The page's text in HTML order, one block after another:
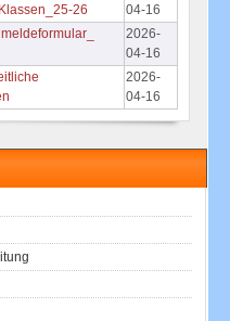
26
04-16
2026-
04-16
2026-
04-16